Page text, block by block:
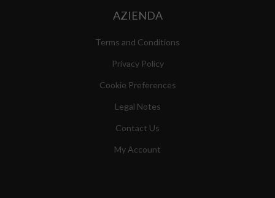
AZIENDA
Terms and Conditions
Privacy Policy
Cookie Preferences
Legal Notes
Contact Us
My Account